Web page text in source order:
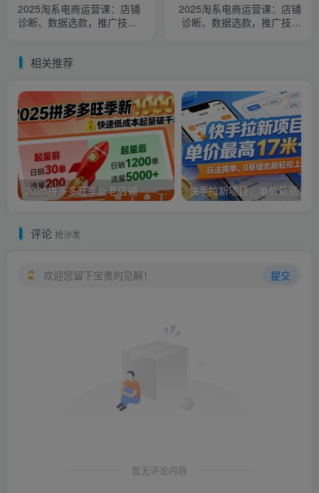
2025淘系电商运营课：店铺
诊断、数据选款，推广技巧
2025淘系电商运营课：店铺
诊断、数据选款，推广技巧
相关推荐
2025拼多多旺季新老店铺——快速低成本起量破千单
评论 抢沙发
欢迎您留下宝贵的见解！ 提交
暂无评论内容